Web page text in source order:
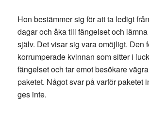
Hon bestämmer sig för att ta ledigt
dagar och åka till fängelset och
själv. Det visar sig vara omöjligt. Den
korrumperade kvinnan som sitter i
fängelset och tar emot besökare
paketet. Något svar på varför paketet
ges inte.